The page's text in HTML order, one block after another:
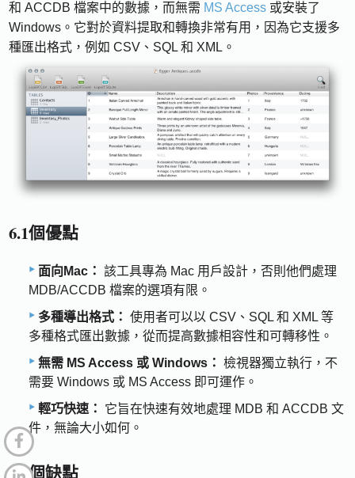
和 ACCDB 檔案中的數據，而無需 MS Access 或安裝了
Windows。它對於資料提取和轉換非常有用，因為它支援多
種匯出格式，例如 CSV、SQL 和 XML。
6.1個優點
面向Mac： 該工具專為 Mac 用戶設計，否則他們處理
MDB/ACCDB 檔案的選項有限。
多種導出格式： 使用者可以以 CSV、SQL 和 XML 等
多種格式匯出數據，從而提高數據相容性和可轉移性。
無需 MS Access 或 Windows： 檢視器獨立執行，不
需要 Windows 或 MS Access 即可運作。
輕巧快速：
它旨在快速有效地處理 MDB 和 ACCDB 文
件，無論大小如何。
6.2個缺點